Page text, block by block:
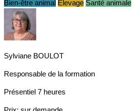
Bien-être animal Élevage Santé animale
Sylviane BOULOT
Responsable de la formation
Présentiel 7 heures